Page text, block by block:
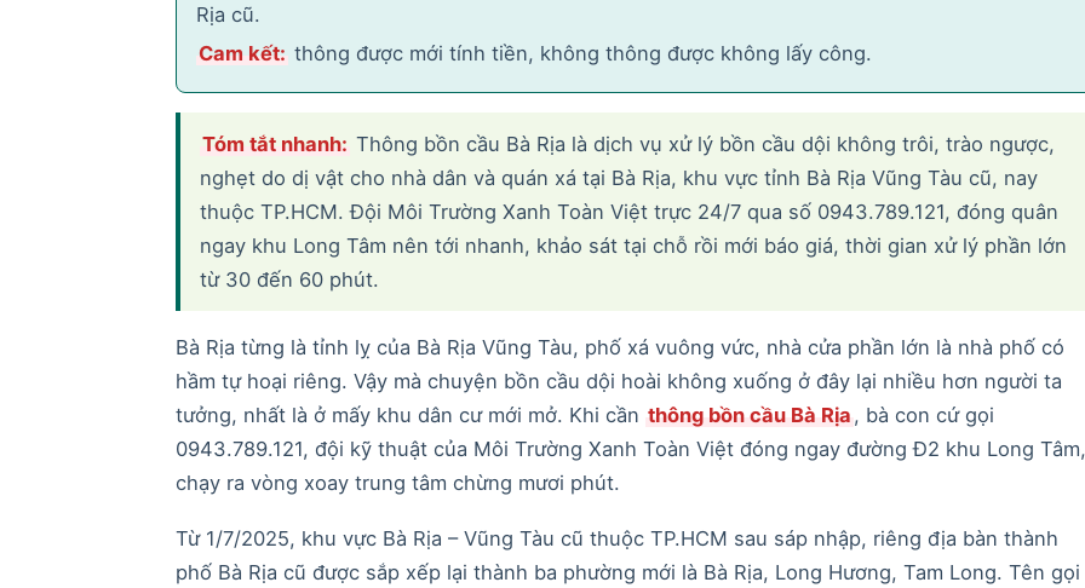
Rịa cũ.
Cam kết:thông được mới tính tiền, không thông được không lấy công.
Tóm tắt nhanh: Thông bồn cầu Bà Rịa là dịch vụ xử lý bồn cầu dội không trôi, trào ngược,
nghẹt do dị vật cho nhà dân và quán xá tại Bà Rịa, khu vực tỉnh Bà Rịa Vũng Tàu cũ, nay
thuộc TP.HCM. Đội Môi Trường Xanh Toàn Việt trực 24/7 qua số 0943.789.121, đóng quân
ngay khu Long Tâm nên tới nhanh, khảo sát tại chỗ rồi mới báo giá, thời gian xử lý phần lớn
từ 30 đến 60 phút.
Bà Rịa từng là tỉnh lỵ của Bà Rịa Vũng Tàu, phố xá vuông vức, nhà cửa phần lớn là nhà phố có
hầm tự hoại riêng. Vậy mà chuyện bồn cầu dội hoài không xuống ở đây lại nhiều hơn người ta
tưởng, nhất là ở mấy khu dân cư mới mở. Khi cần thông bồn cầu Bà Rịa , bà con cứ gọi
0943.789.121, đội kỹ thuật của Môi Trường Xanh Toàn Việt đóng ngay đường Đ2 khu Long Tâm,
chạy ra vòng xoay trung tâm chừng mươi phút.
Từ 1/7/2025, khu vực Bà Rịa – Vũng Tàu cũ thuộc TP.HCM sau sáp nhập, riêng địa bàn thành
phố Bà Rịa cũ được sắp xếp lại thành ba phường mới là Bà Rịa, Long Hương, Tam Long. Tên gọi